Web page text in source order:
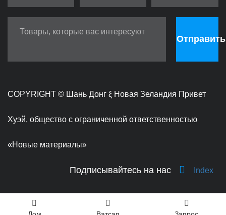
Отправить
COPYRIGHT © Шань Донг ξ Новая Зеландия Привет
Хуэй, общество с ограниченной ответственностью
«Новые материалы»
Подписывайтесь на нас Index